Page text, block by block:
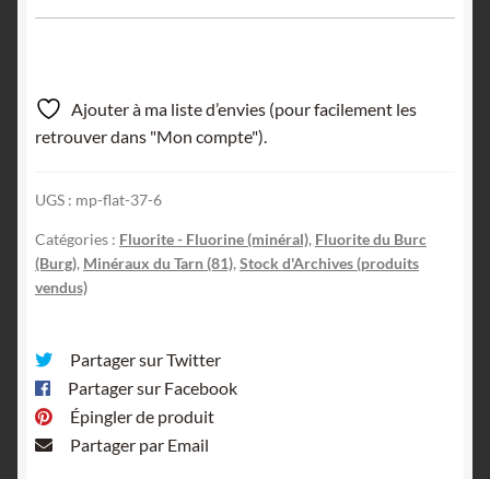
Ajouter à ma liste d’envies (pour facilement les
retrouver dans "Mon compte").
UGS : mp-flat-37-6
Catégories : Fluorite - Fluorine (minéral), Fluorite du Burc
(Burg), Minéraux du Tarn (81), Stock d'Archives (produits
vendus)
Partager sur Twitter
Partager sur Facebook
Épingler de produit
Partager par Email